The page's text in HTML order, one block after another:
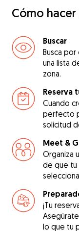
Cómo
Buscar
Busca
una lista
zona.
Reserva
Cuando
perfecto
solicitud
Meet &
Organiza
de que tu
¡Tu
lo que tu